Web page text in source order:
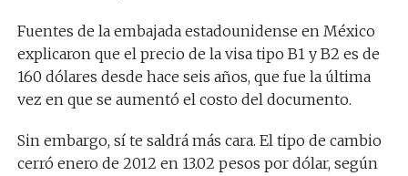
Fuentes de la embajada estadounidense en México
explicaron que el precio de la visa tipo B1 y B2 es de
160 dólares desde hace seis años, que fue la última
vez en que se aumentó el costo del documento.
Sin embargo, sí te saldrá más cara. El tipo de cambio
cerró enero de 2012 en 13.02 pesos por dólar, según